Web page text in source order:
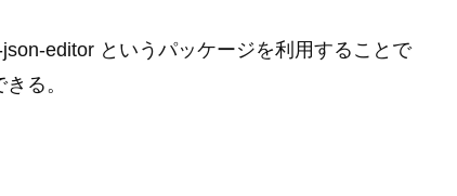
editor というパッケージを利用することで
る。